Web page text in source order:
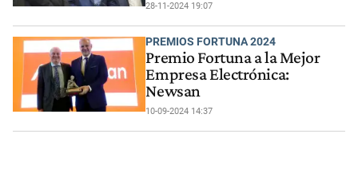
28-11-2024 19:07
PREMIOS FORTUNA 2024
Premio Fortuna a la Mejor
Empresa Electrónica:
Newsan
10-09-2024 14:37